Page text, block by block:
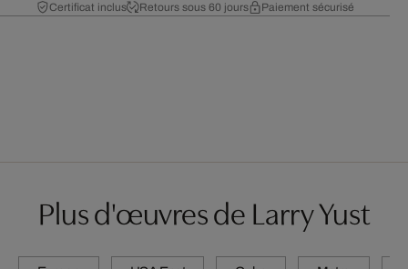
Certificat inclus Retours sous 60 jours Paiement sécurisé
Plus d'œuvres de Larry Yust